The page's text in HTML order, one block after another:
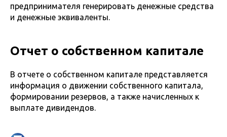
предпринимателя генерировать денежные средства
и денежные эквиваленты.
Отчет о собственном капитале
В отчете о собственном капитале представляется
информация о движении собственного капитала,
формировании резервов, а также начисленных к
выплате дивидендов.